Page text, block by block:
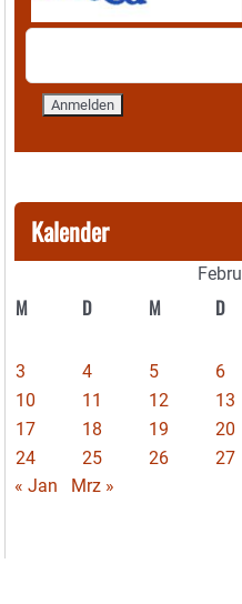
Kalender
M D M D
3
4 5 6
10
11 12 13
17
18 19 20
24
25 26 27
« Jan
Mrz »